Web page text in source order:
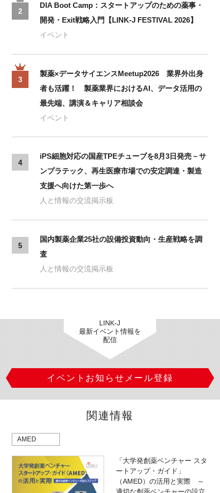
2
DIA Boot Camp：スタートアップのための薬事・
開発・Exit戦略入門【LINK-J FESTIVAL 2026】
イベント
3
製薬×データサイエンスMeetup2026 業界外出身
者も活躍！ 製薬業界におけるAI、データ活用の
最先端、講演＆キャリア相談会
イベント
4
iPS細胞対応の国産TPEチューブを8月3日発売－サ
ンプラテック、再生医療市場での安定調達・製造
支援へ向けた第一歩へ
人と情報の交流掲示板
5
国内製薬企業25社の設備投資動向・生産戦略を調
査
人と情報の交流掲示板
LINK-J
最新イベント情報を
配信
イベントお知らせメール登録
関連情報
AMED
「大学発創薬ベンチャー スタ
ートアップ・ガイド」
（AMED）の活用と実際 ～